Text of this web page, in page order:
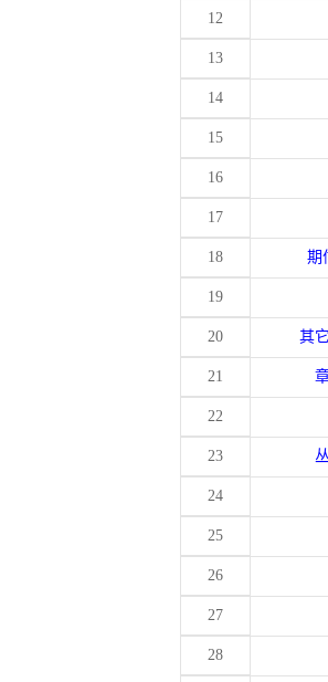
12
13
14
15
16
17
18 期
19
20 其
21
22
23
24
25
26
27
28